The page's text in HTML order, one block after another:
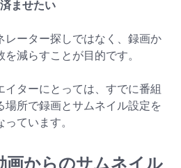
ませたい
レーター探しではなく、録画か
減らすことが目的です。
イターにとっては、すでに番組
場所で録画とサムネイル設定を
ています。
画からのサムネイル